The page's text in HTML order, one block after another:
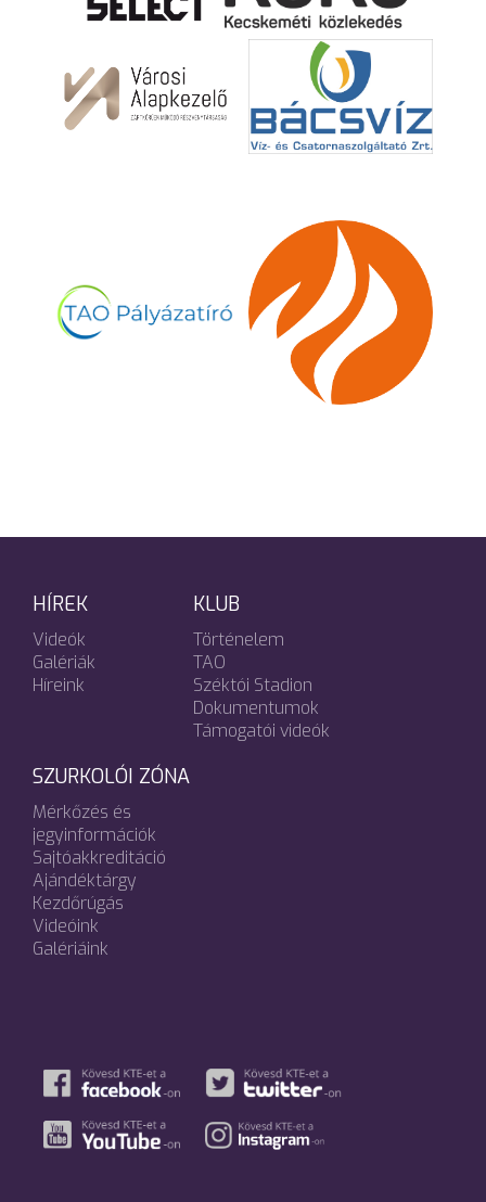
HÍREK
Videók
Galériák
Híreink
KLUB
Történelem
TAO
Széktói Stadion
Dokumentumok
Támogatói videók
SZURKOLÓI ZÓNA
Mérkőzés és
jegyinformációk
Sajtóakkreditáció
Ajándéktárgy
Kezdőrúgás
Videóink
Galériáink